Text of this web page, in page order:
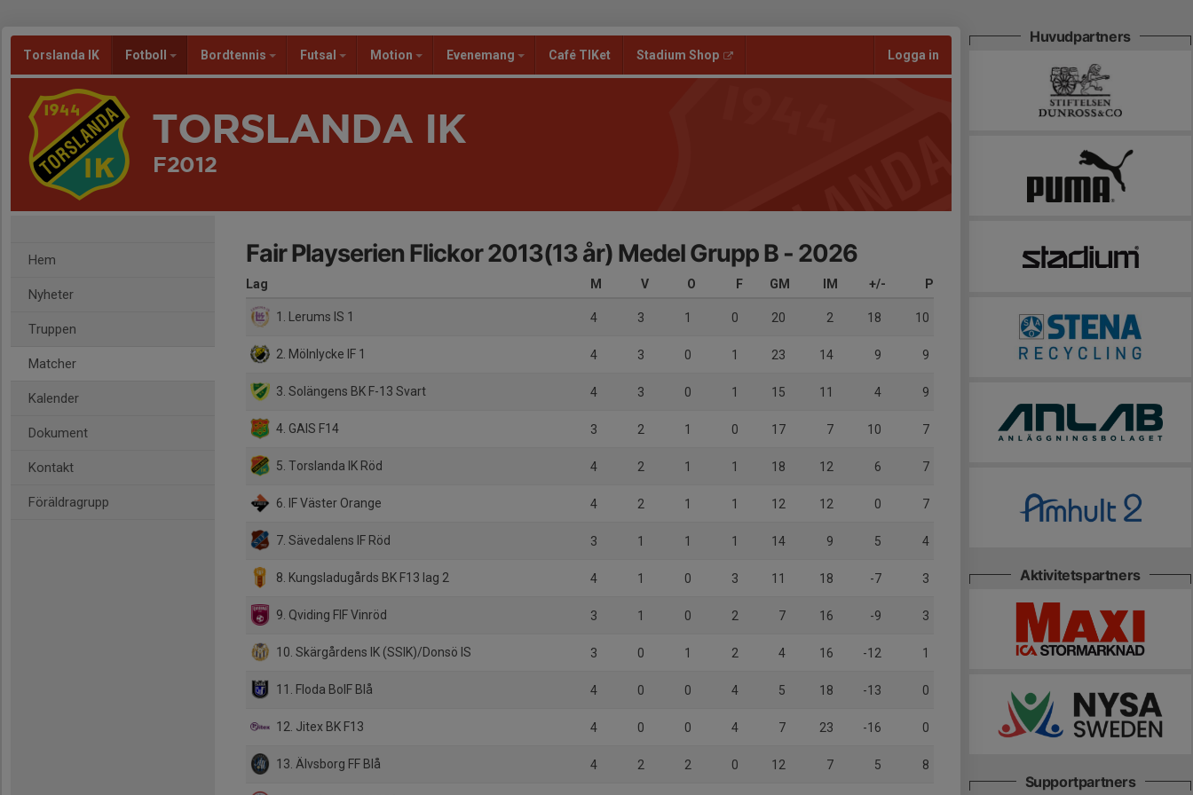
Torslanda IK Fotboll Bordtennis Futsal Motion Evenemang Café TIKet Stadium Shop Logga in
TORSLANDA IK
F2012
Hem
Nyheter
Truppen
Matcher
Kalender
Dokument
Kontakt
Föräldragrupp
Fair Playserien Flickor 2013(13 år) Medel Grupp B - 2026
Lag M V O F GM IM +/- P
1. Lerums IS 1 4 3 1 0 20 2 18 10
2. Mölnlycke IF 1 4 3 0 1 23 14 9 9
3. Solängens BK F-13 Svart 4 3 0 1 15 11 4 9
4. GAIS F14 3 2 1 0 17 7 10 7
5. Torslanda IK Röd 4 2 1 1 18 12 6 7
6. IF Väster Orange 4 2 1 1 12 12 0 7
7. Sävedalens IF Röd 3 1 1 1 14 9 5 4
8. Kungsladugårds BK F13 lag 2 4 1 0 3 11 18 -7 3
9. Qviding FIF Vinröd 3 1 0 2 7 16 -9 3
10. Skärgårdens IK (SSIK)/Donsö IS 3 0 1 2 4 16 -12 1
11. Floda BoIF Blå 4 0 0 4 5 18 -13 0
12. Jitex BK F13 4 0 0 4 7 23 -16 0
13. Älvsborg FF Blå 4 2 2 0 12 7 5 8
Huvudpartners
Aktivitetspartners
Supportpartners